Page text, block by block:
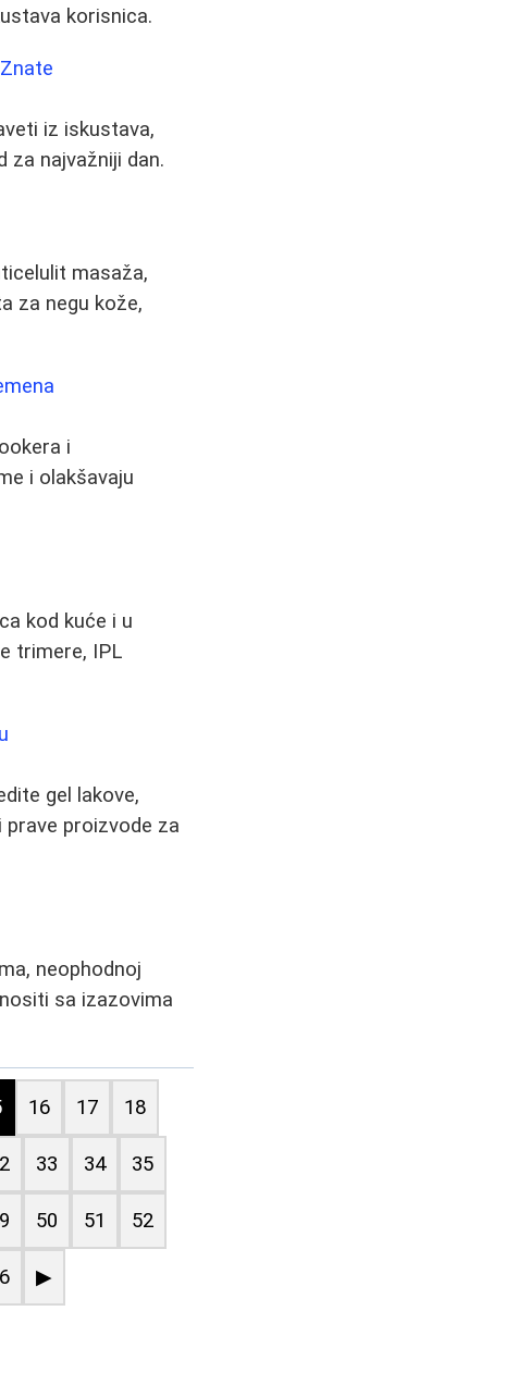
korisnica.
iz iskustava,
za najvažniji dan.
masaža,
za negu kože,
i
i olakšavaju
kod kuće i u
trimere, IPL
gel lakove,
prave proizvode za
neophodnoj
sa izazovima
16 17 18
33 34 35
50 51 52
▶